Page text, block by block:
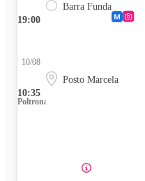
19:00
Barra Funda
10:35
10/08
Posto Marcela
Poltrona